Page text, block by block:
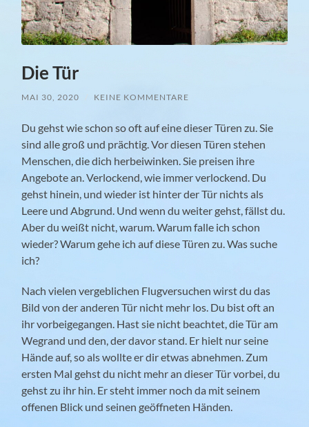
Die Tür
MAI 30, 2020 KEINE KOMMENTARE
Du gehst wie schon so oft auf eine dieser Türen zu. Sie
sind alle groß und prächtig. Vor diesen Türen stehen
Menschen, die dich herbeiwinken. Sie preisen ihre
Angebote an. Verlockend, wie immer verlockend. Du
gehst hinein, und wieder ist hinter der Tür nichts als
Leere und Abgrund. Und wenn du weiter gehst, fällst du.
Aber du weißt nicht, warum. Warum falle ich schon
wieder? Warum gehe ich auf diese Türen zu. Was suche
ich?
Nach vielen vergeblichen Flugversuchen wirst du das
Bild von der anderen Tür nicht mehr los. Du bist oft an
ihr vorbeigegangen. Hast sie nicht beachtet, die Tür am
Wegrand und den, der davor stand. Er hielt nur seine
Hände auf, so als wollte er dir etwas abnehmen. Zum
ersten Mal gehst du nicht mehr an dieser Tür vorbei, du
gehst zu ihr hin. Er steht immer noch da mit seinem
offenen Blick und seinen geöffneten Händen.